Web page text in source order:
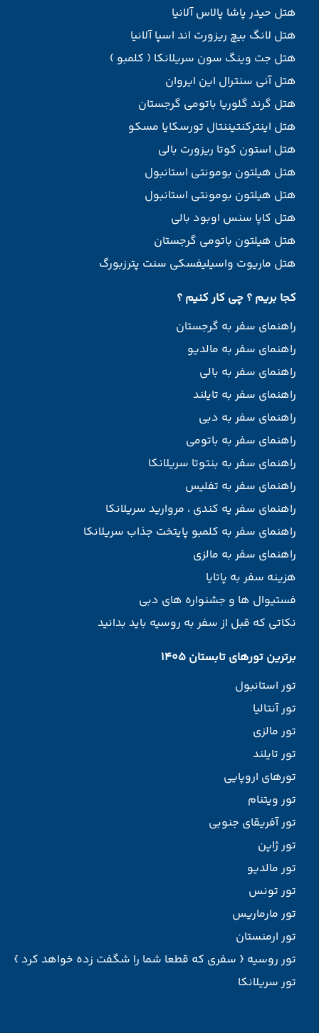
هتل حیدر پاشا پالاس آلانیا
هتل لانگ بیچ ریزورت اند اسپا آلانیا
هتل جت وینگ سون سریلانکا ( کلمبو )
هتل آنی سنترال این ایروان
هتل گرند گلوریا باتومی گرجستان
هتل اینترکنتیننتال تورسکایا مسکو
هتل استون کوتا ریزورت بالی
هتل هیلتون بومونتی استانبول
هتل هیلتون بومونتی استانبول
هتل کاپا سنس اوبود بالی
هتل هیلتون باتومی گرجستان
هتل ماریوت واسیلیفسکی سنت پترزبورگ
کجا بریم ؟ چی کار کنیم ؟
راهنمای سفر به گرجستان
راهنمای سفر به مالدیو
راهنمای سفر به بالی
راهنمای سفر به تایلند
راهنمای سفر به دبی
راهنمای سفر به باتومی
راهنمای سفر به بنتوتا سریلانکا
راهنمای سفر به تفلیس
راهنمای سفر یه کندی ، مروارید سریلانکا
راهنمای سفر به کلمبو پایتخت جذاب سریلانکا
راهنمای سفر به مالزی
هزینه سفر به پاتایا
فستیوال ها و جشنواره های دبی
نکاتی که قبل از سفر به روسیه باید بدانید
برترین تورهای تابستان 1405
تور استانبول
تور آنتالیا
تور مالزی
تور تایلند
تورهای اروپایی
تور ویتنام
تور آفریقای جنوبی
تور ژاپن
تور مالدیو
تور تونس
تور مارماریس
تور ارمنستان
تور روسیه { سفری که قطعا شما را شگفت زده خواهد کرد }
تور سریلانکا